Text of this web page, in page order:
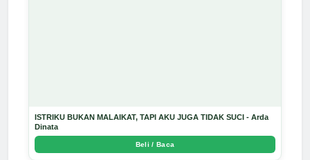
ISTRIKU BUKAN MALAIKAT, TAPI AKU JUGA TIDAK SUCI - Arda
Dinata
Beli / Baca